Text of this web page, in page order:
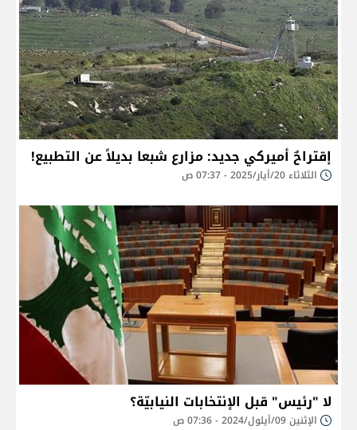
إقتراحٌ أميركي جديد: مزارع شبعا بديلاً عن التطبيع!
الثلاثاء 20/أيار/2025 - 07:37 ص
لا "رئيس" قبل الإنتخابات النيابيّة؟
الإثنين 09/أيلول/2024 - 07:36 ص